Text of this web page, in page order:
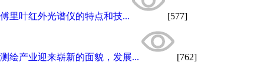
傅里叶红外光谱仪的特点和技... [577]
测绘产业迎来崭新的面貌，发展... [762]